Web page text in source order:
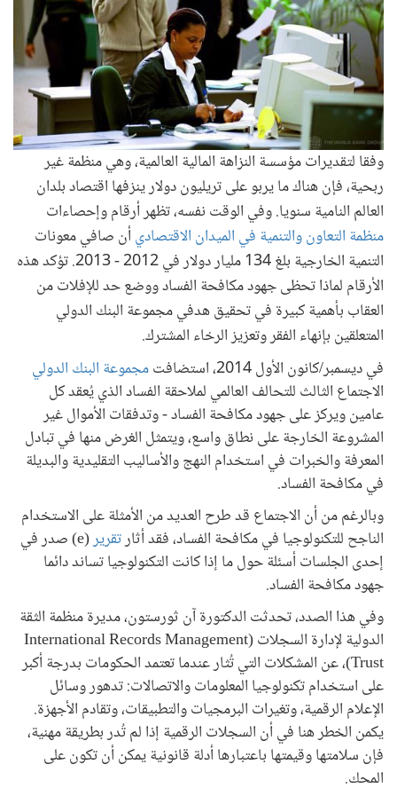
وفقا لتقديرات مؤسسة النزاهة المالية العالمية، وهي منظمة غير
ربحية، فإن هناك ما يربو على تريليون دولار ينزفها اقتصاد بلدان
العالم النامية سنويا. وفي الوقت نفسه، تظهر أرقام وإحصاءات
منظمة التعاون والتنمية في الميدان الاقتصادي أن صافي معونات
التنمية الخارجية بلغ 134 مليار دولار في 2012 - 2013. تؤكد هذه
الأرقام لماذا تحظى جهود مكافحة الفساد ووضع حد للإفلات من
العقاب بأهمية كبيرة في تحقيق هدفي مجموعة البنك الدولي
المتعلقين بإنهاء الفقر وتعزيز الرخاء المشترك.
في ديسمبر/كانون الأول 2014، استضافت
مجموعة البنك الدولي
الاجتماع الثالث للتحالف العالمي لملاحقة الفساد الذي يُعقد كل
عامين ويركز على جهود مكافحة الفساد - وتدفقات الأموال غير
المشروعة الخارجة على نطاق واسع، ويتمثل الغرض منها في تبادل
المعرفة والخبرات في استخدام النهج والأساليب التقليدية والبديلة
في مكافحة الفساد.
وبالرغم من أن الاجتماع قد طرح العديد من الأمثلة على الاستخدام
الناجح للتكنولوجيا في مكافحة الفساد، فقد أثارتقرير (e) صدر في
إحدى الجلسات أسئلة حول ما إذا كانت التكنولوجيا تساند دائما
جهود مكافحة الفساد.
وفي هذا الصدد، تحدثت الدكتورة آن ثورستون، مديرة منظمة الثقة
الدولية لإدارة السجلات (International Records Management
Trust)، عن المشكلات التي تُثار عندما تعتمد الحكومات بدرجة أكبر
على استخدام تكنولوجيا المعلومات والاتصالات: تدهور وسائل
الإعلام الرقمية، وتغيرات البرمجيات والتطبيقات، وتقادم الأجهزة.
يكمن الخطر هنا في أن السجلات الرقمية إذا لم تُدر بطريقة مهنية،
فإن سلامتها وقيمتها باعتبارها أدلة قانونية يمكن أن تكون على
المحك.